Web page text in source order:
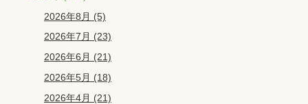
2026年8月 (5)
2026年7月 (23)
2026年6月 (21)
2026年5月 (18)
2026年4月 (21)